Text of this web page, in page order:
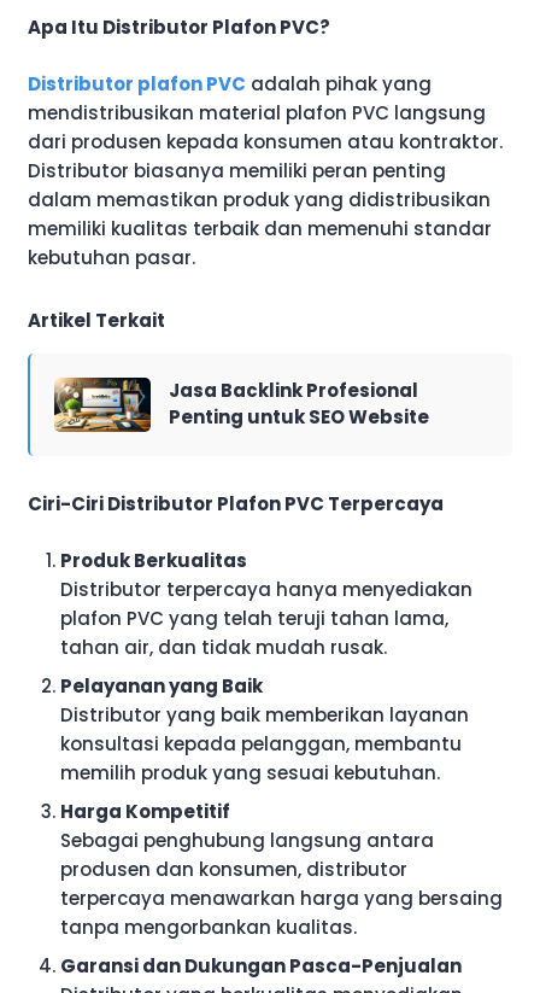
Apa Itu Distributor Plafon PVC?
Distributor plafon PVC adalah pihak yang
mendistribusikan material plafon PVC langsung
dari produsen kepada konsumen atau kontraktor.
Distributor biasanya memiliki peran penting
dalam memastikan produk yang didistribusikan
memiliki kualitas terbaik dan memenuhi standar
kebutuhan pasar.
Artikel Terkait
Jasa Backlink Profesional
Penting untuk SEO Website
Ciri-Ciri Distributor Plafon PVC Terpercaya
Produk Berkualitas
Distributor terpercaya hanya menyediakan
plafon PVC yang telah teruji tahan lama,
tahan air, dan tidak mudah rusak.
Pelayanan yang Baik
Distributor yang baik memberikan layanan
konsultasi kepada pelanggan, membantu
memilih produk yang sesuai kebutuhan.
Harga Kompetitif
Sebagai penghubung langsung antara
produsen dan konsumen, distributor
terpercaya menawarkan harga yang bersaing
tanpa mengorbankan kualitas.
Garansi dan Dukungan Pasca-Penjualan